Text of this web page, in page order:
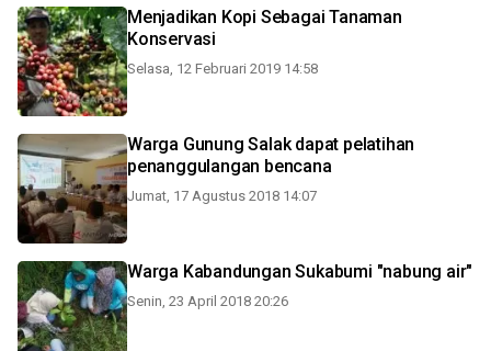
Menjadikan Kopi Sebagai Tanaman
Konservasi
Selasa, 12 Februari 2019 14:58
Warga Gunung Salak dapat pelatihan
penanggulangan bencana
Jumat, 17 Agustus 2018 14:07
Warga Kabandungan Sukabumi "nabung air"
Senin, 23 April 2018 20:26